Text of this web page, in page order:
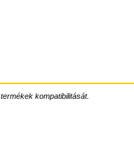
kompatibilitását.